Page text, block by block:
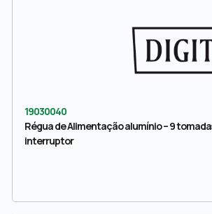
19030040
Régua de Alimentação alumínio – 9
interruptor